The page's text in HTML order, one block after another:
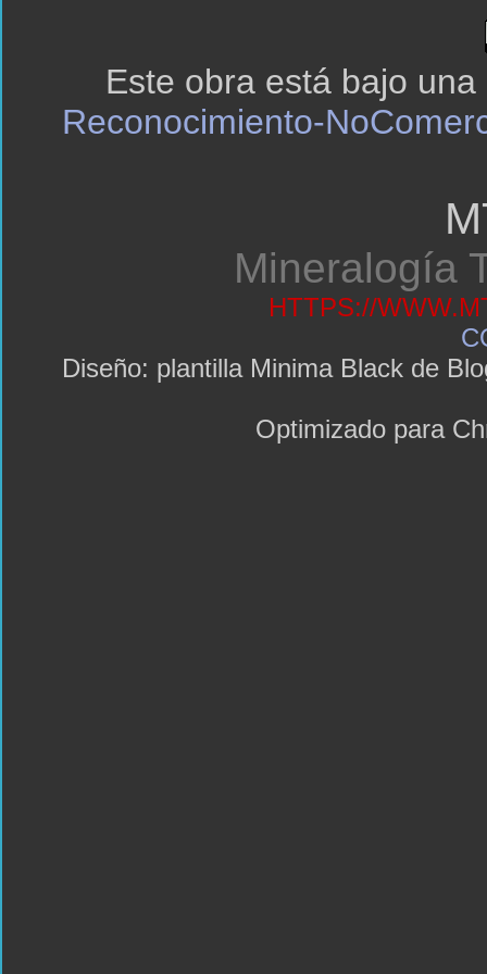
Este obra está bajo una
Reconocimiento-
Mineralogía
HTTPS://
Diseño: plantilla Minima Black de
Optimizado para